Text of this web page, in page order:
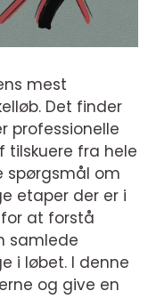
mest
Det finder
professionelle
tilskuere fra hele
spørgsmål om
etaper der er i
at forstå
samlede
i løbet. I denne
og give en